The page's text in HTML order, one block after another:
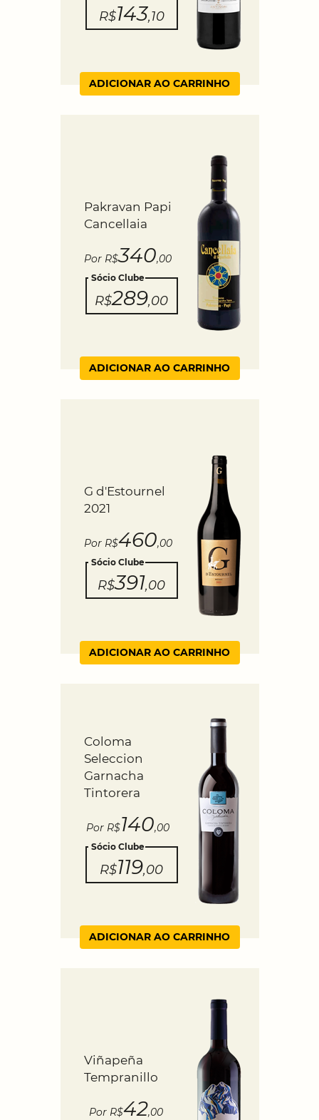
R$143,10
ADICIONAR AO CARRINHO
Pakravan Papi
Cancellaia
Por R$340,00
Sócio Clube
R$289,00
ADICIONAR AO CARRINHO
G d'Estournel
2021
Por R$460,00
Sócio Clube
R$391,00
ADICIONAR AO CARRINHO
Coloma
Seleccion
Garnacha
Tintorera
Por R$140,00
Sócio Clube
R$119,00
ADICIONAR AO CARRINHO
Viñapeña
Tempranillo
Por R$42,00